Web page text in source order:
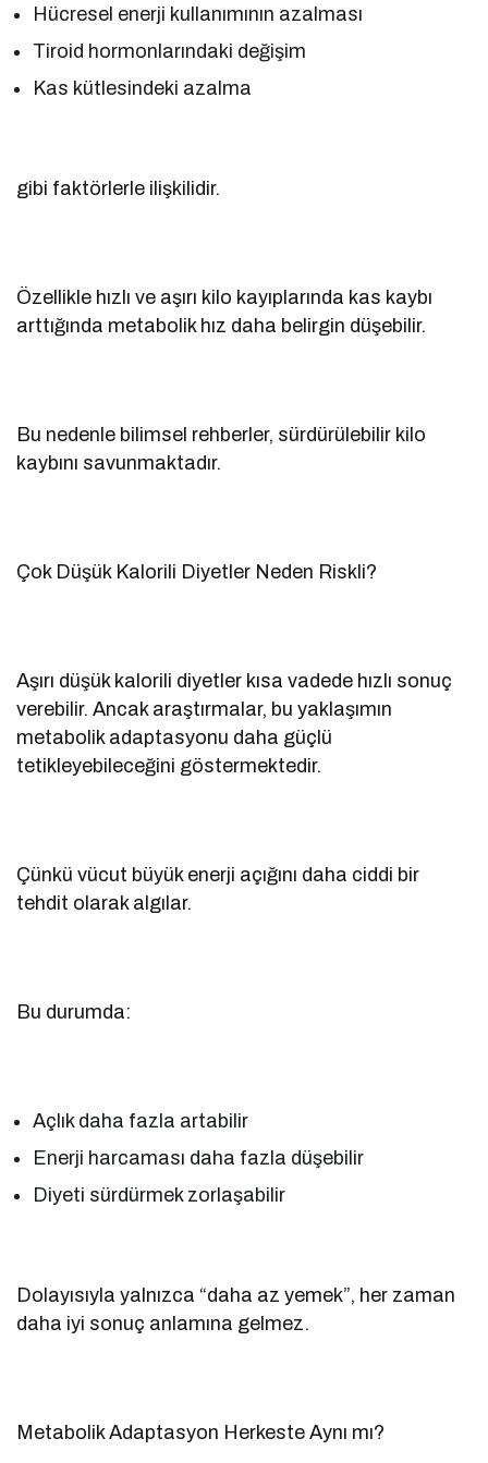
Hücresel enerji kullanımının azalması
Tiroid hormonlarındaki değişim
Kas kütlesindeki azalma
gibi faktörlerle ilişkilidir.
Özellikle hızlı ve aşırı kilo kayıplarında kas kaybı
arttığında metabolik hız daha belirgin düşebilir.
Bu nedenle bilimsel rehberler, sürdürülebilir kilo
kaybını savunmaktadır.
Çok Düşük Kalorili Diyetler Neden Riskli?
Aşırı düşük kalorili diyetler kısa vadede hızlı sonuç
verebilir. Ancak araştırmalar, bu yaklaşımın
metabolik adaptasyonu daha güçlü
tetikleyebileceğini göstermektedir.
Çünkü vücut büyük enerji açığını daha ciddi bir
tehdit olarak algılar.
Bu durumda:
Açlık daha fazla artabilir
Enerji harcaması daha fazla düşebilir
Diyeti sürdürmek zorlaşabilir
Dolayısıyla yalnızca “daha az yemek”, her zaman
daha iyi sonuç anlamına gelmez.
Metabolik Adaptasyon Herkeste Aynı mı?